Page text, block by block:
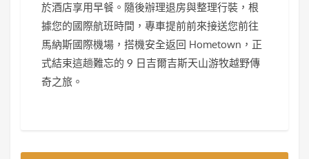
於酒店享用早餐。隨後辦理退房與整理行裝，根
據您的國際航班時間，專車提前前來接送您前往
馬納斯國際機場，搭機安全返回 Hometown，正
式結束這趟難忘的 9 日吉爾吉斯天山游牧越野傳
奇之旅。